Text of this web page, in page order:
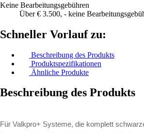
Keine Bearbeitungsgebühren
Über € 3.500, - keine
Schneller Vorlauf zu:
Beschreibung des Produkts
Produktspezifikationen
Ähnliche Produkte
Beschreibung des Produkts
Für Valkpro+ Systeme, die komplett